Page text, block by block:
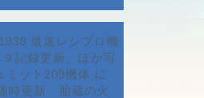
最速レシプロ機
記録更新、ほか写
ミット209機体 に
時更新 胎蔵の火